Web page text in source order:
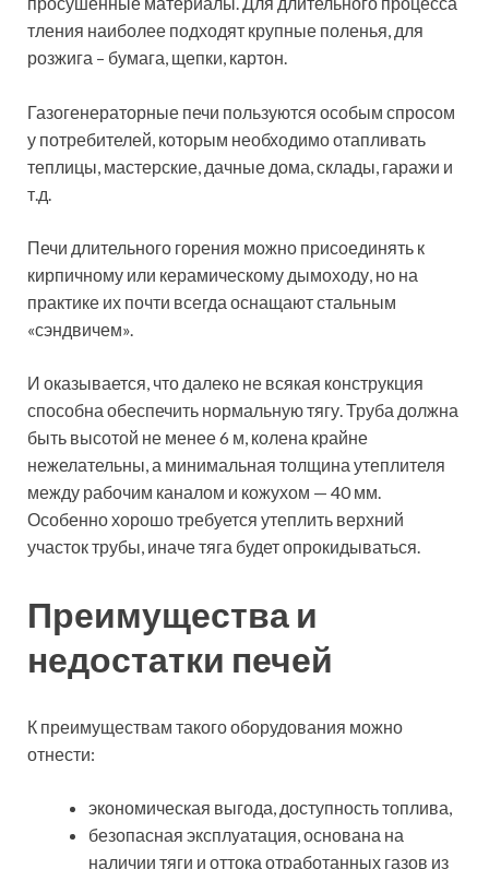
тления наиболее подходят крупные поленья, для
розжига – бумага, щепки, картон.
Газогенераторные печи пользуются особым спросом
у потребителей, которым необходимо отапливать
теплицы, мастерские, дачные дома, склады, гаражи и
т.д.
Печи длительного горения можно присоединять к
кирпичному или керамическому дымоходу, но на
практике их почти всегда оснащают стальным
«сэндвичем».
И оказывается, что далеко не всякая конструкция
способна обеспечить нормальную тягу. Труба должна
быть высотой не менее 6 м, колена крайне
нежелательны, а минимальная толщина утеплителя
между рабочим каналом и кожухом — 40 мм.
Особенно хорошо требуется утеплить верхний
участок трубы, иначе тяга будет опрокидываться.
Преимущества и
недостатки печей
К преимуществам такого оборудования можно
отнести:
экономическая выгода, доступность топлива,
безопасная эксплуатация, основана на
наличии тяги и оттока отработанных газов из